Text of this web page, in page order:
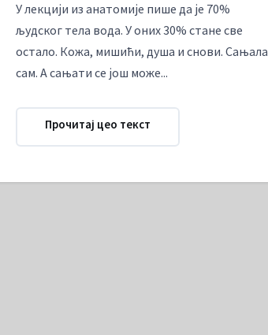
У лекцији из анатомије пише да је 70%
људског тела вода. У оних 30% стане све
остало. Кожа, мишићи, душа и снови. Сањала
сам. А сањати се још може...
Прочитај цео текст